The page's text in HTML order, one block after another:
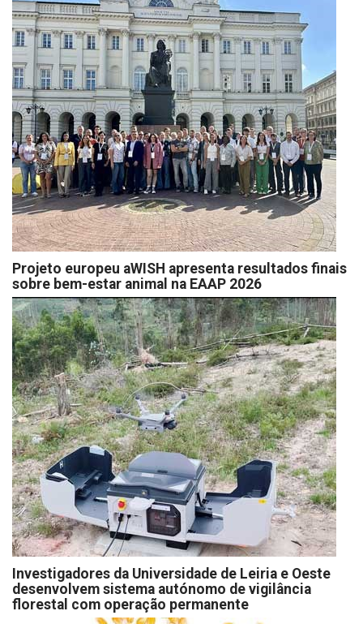
Projeto europeu aWISH apresenta resultados finais
sobre bem-estar animal na EAAP 2026
Investigadores da Universidade de Leiria e Oeste
desenvolvem sistema autónomo de vigilância
florestal com operação permanente